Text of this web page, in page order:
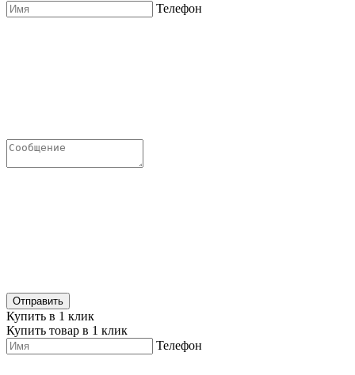
Телефон
Купить в 1 клик
Купить товар в 1 клик
Телефон